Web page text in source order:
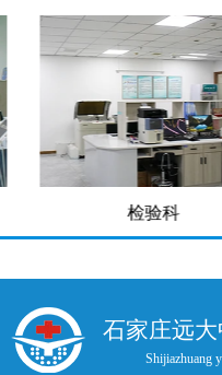
药房
石家庄远
Shijiazhuang